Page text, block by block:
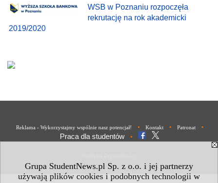
Grupa StudentNews.pl Sp. z o.o. i jej partnerzy
używają plików cookies i podobnych technologii w
WSB w Poznaniu rozpoczęła
rekrutację na rok akademicki
2019/2020
Reklama - Wykorzystajmy wspólnie nasz potencjał! • Kontakt • Patronat •
Praca dla studentów •